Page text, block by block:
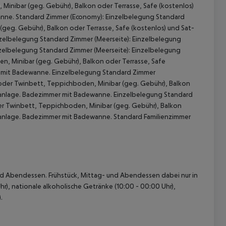
(geg. Gebühr), Balkon oder Terrasse, Safe (kostenlos)
Standard Zimmer (Economy): Einzelbelegung Standard
Gebühr), Balkon oder Terrasse, Safe (kostenlos) und Sat-
Standard Zimmer (Meerseite): Einzelbelegung
Standard Zimmer (Meerseite): Einzelbelegung
Minibar (geg. Gebühr), Balkon oder Terrasse, Safe
Badewanne. Einzelbelegung Standard Zimmer
Twinbett, Teppichboden, Minibar (geg. Gebühr), Balkon
Badezimmer mit Badewanne. Einzelbelegung Standard
Twinbett, Teppichboden, Minibar (geg. Gebühr), Balkon
Badezimmer mit Badewanne. Standard Familienzimmer
Abendessen. Frühstück, Mittag- und Abendessen dabei nur in
nationale alkoholische Getränke (10:00 - 00:00 Uhr),